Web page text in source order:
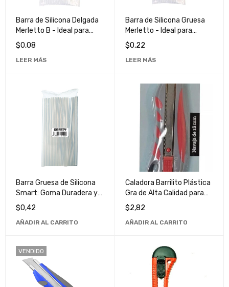
Barra de Silicona Delgada
Merletto B - Ideal para
Manualidades y Proyectos
de Bricolaje
$0,08
LEER MÁS
Barra de Silicona Gruesa
Merletto - Ideal para
Manualidades y Proyectos
de Bricolaje
$0,22
LEER MÁS
Barra Gruesa de Silicona
Smart: Goma Duradera y
Flexible para Uso Múltiple
$0,42
AÑADIR AL CARRITO
Caladora Barrilito Plástica
Gra de Alta Calidad para
Trabajos de Bricolaje y
Profesionales
$2,82
AÑADIR AL CARRITO
VENDIDO